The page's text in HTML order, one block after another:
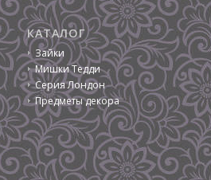
КАТАЛОГ
Зайки
Мишки Тедди
Серия Лондон
Предметы декора